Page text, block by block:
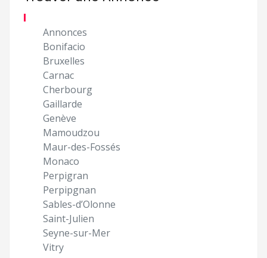
Annonces
Bonifacio
Bruxelles
Carnac
Cherbourg
Gaillarde
Genève
Mamoudzou
Maur-des-Fossés
Monaco
Perpigran
Perpipgnan
Sables-d’Olonne
Saint-Julien
Seyne-sur-Mer
Vitry